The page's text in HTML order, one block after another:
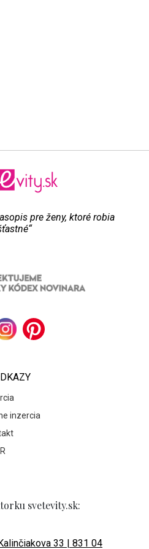
pre ženy, ktoré robia
inzercia
svetevity.sk:
33 | 831 04